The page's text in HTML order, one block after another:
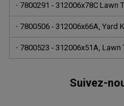
· 7800291 - 312006x78C Lawn
· 7800506 - 312006x66A, Yard
· 7800523 - 312006x51A, Lawn
Suivez-